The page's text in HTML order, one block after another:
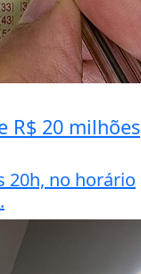
R$ 20 milhões
20h, no horário